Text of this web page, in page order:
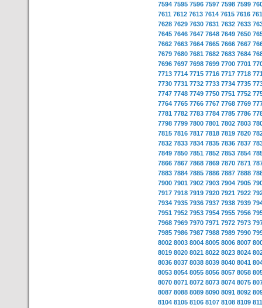
7594 7595 7596 7597 7598 7599
7611 7612 7613 7614 7615 7616
7628 7629 7630 7631 7632 7633
7645 7646 7647 7648 7649 7650
7662 7663 7664 7665 7666 7667
7679 7680 7681 7682 7683 7684
7696 7697 7698 7699 7700 7701
7713 7714 7715 7716 7717 7718
7730 7731 7732 7733 7734 7735
7747 7748 7749 7750 7751 7752
7764 7765 7766 7767 7768 7769
7781 7782 7783 7784 7785 7786
7798 7799 7800 7801 7802 7803
7815 7816 7817 7818 7819 7820
7832 7833 7834 7835 7836 7837
7849 7850 7851 7852 7853 7854
7866 7867 7868 7869 7870 7871
7883 7884 7885 7886 7887 7888
7900 7901 7902 7903 7904 7905
7917 7918 7919 7920 7921 7922
7934 7935 7936 7937 7938 7939
7951 7952 7953 7954 7955 7956
7968 7969 7970 7971 7972 7973
7985 7986 7987 7988 7989 7990
8002 8003 8004 8005 8006 8007
8019 8020 8021 8022 8023 8024
8036 8037 8038 8039 8040 8041
8053 8054 8055 8056 8057 8058
8070 8071 8072 8073 8074 8075
8087 8088 8089 8090 8091 8092
8104 8105 8106 8107 8108 8109